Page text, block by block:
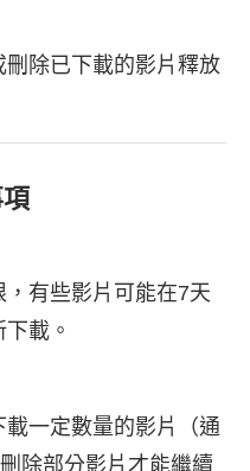
除已下載的影片釋放
有些影片可能在7天
載。
一定數量的影片（通
除部分影片才能繼續